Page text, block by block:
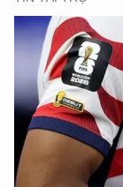
XIN
TÔI
Hãy
An